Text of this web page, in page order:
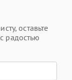
оставьте
радостью